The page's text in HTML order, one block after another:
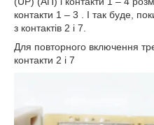
контакти 1 – 3 . І так буде,
з контактів 2 і 7.
Для повторного включення
контакти 2 і 7